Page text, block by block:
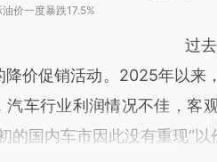
价一度暴跌17.5%
过去
降价促销活动。2025年以来
汽车行业利润情况不佳，客
的国内车市因此没有重现“以